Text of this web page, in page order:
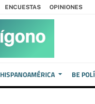
ENCUESTAS OPINIONES
HISPANOAMÉRICA BE